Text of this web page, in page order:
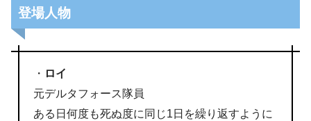
登場人物
・ ロイ
元デルタフォース隊員
ある日何度も死ぬ度に同じ1日を繰り返すように